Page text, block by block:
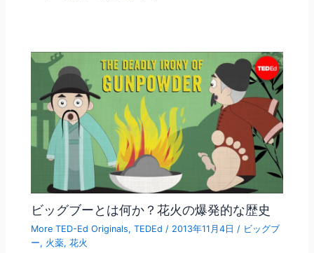
ビッグブーとは何か？花火の爆発的な歴史
More TED-Ed Originals,TEDEd / 2013年11月4日/ ビッグブ
ー, 火薬,花火